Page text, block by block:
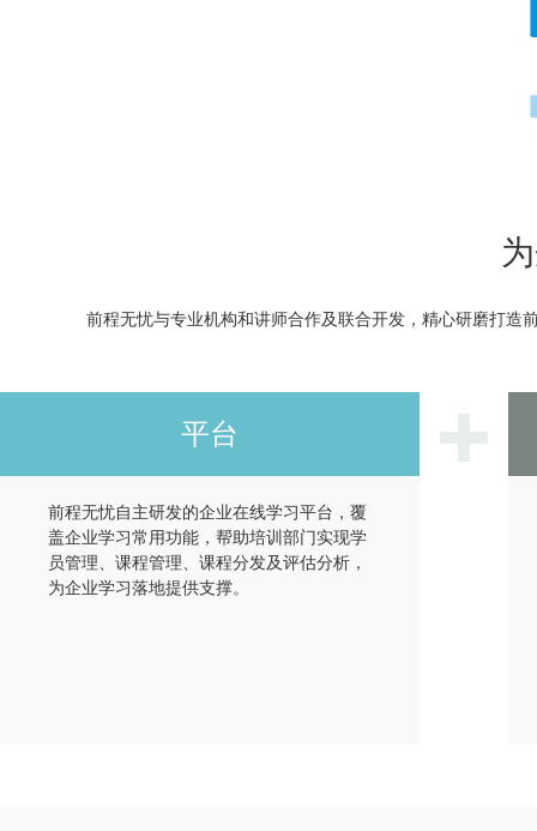
前程无忧与专业机构和讲师合作及联合开发，精心研磨打造
平台
前程无忧自主研发的企业在线学习平台，覆
盖企业学习常用功能，帮助培训部门实现学
员管理、课程管理、课程分发及评估分析，
为企业学习落地提供支撑。